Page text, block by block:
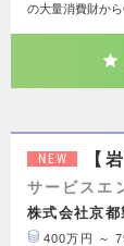
の大量消費財か
NEW 【
サービスエ
株式会社京都
400万円 ～